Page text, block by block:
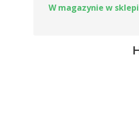
W magazynie w